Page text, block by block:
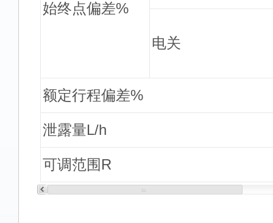
始终点偏差%
电关
额定行程偏差%
泄露量L/h
可调范围R